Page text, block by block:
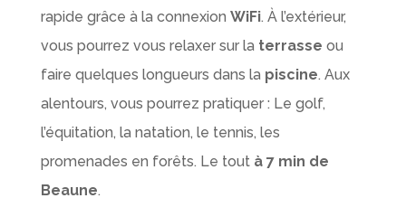
rapide grâce à la connexion WiFi. À l’extérieur,
vous pourrez vous relaxer sur la terrasse ou
faire quelques longueurs dans la piscine. Aux
alentours, vous pourrez pratiquer : Le golf,
l’équitation, la natation, le tennis, les
promenades en forêts. Le tout à 7 min de
Beaune.